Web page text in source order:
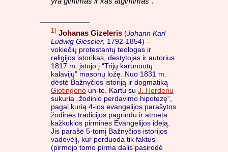
1) Johanas Gizeleris (Johann Karl
Ludwig Gieseler , 1792-1854) –
vokiečių protestantų teologas ir
religijos istorikas, dėstytojas ir autorius.
1817 m. įstojo į “Trijų karūnuotų
kalavijų” masonų ložę. Nuo 1831 m.
dėstė Bažnyčios istoriją ir dogmatiką
Giotingeno un-te. Kartu su J. Herderiu
sukuria „žodinio perdavimo hipotezę“,
pagal kurią 4-ios evangelijos parašytos
žodinės tradicijos pagrindu ir atmeta
kažkokios pirminės Evangelijos idėją.
Jis parašė 5-tomį Bažnyčios istorijos
vadovėlį, kur perduoda tik faktus
(pirmojo tomo pirma dalis pasirodė